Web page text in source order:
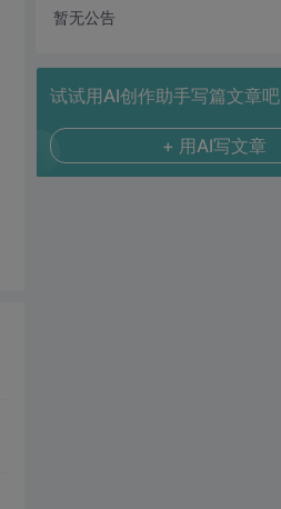
暂无公告
试试用AI创作助手写篇文章吧
+ 用AI写文章